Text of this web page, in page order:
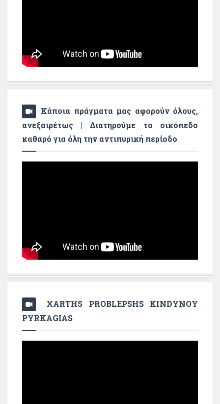
Κάποια πράγματα μας αφορούν όλους,
ανεξαιρέτως | Διατηρούμε το οικόπεδο
καθαρό για όλη την αντιπυρική περίοδο
XARTHS PROBLEPSHS KINDYNOY
PYRKAGIAS